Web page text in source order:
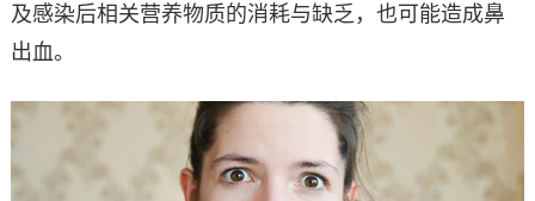
及感染后相关营养物质的消耗与缺乏，也可能造成鼻
出血。